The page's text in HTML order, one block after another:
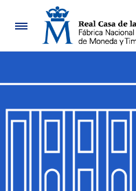
Navigation
Show/Hide
Show/Hide